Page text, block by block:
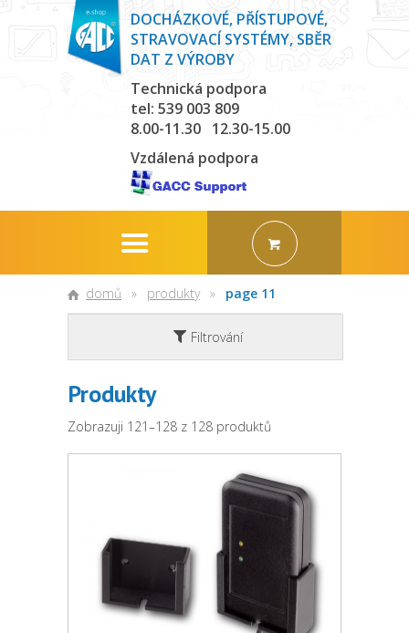
DOCHÁZKOVÉ, PŘÍSTUPOVÉ,
STRAVOVACÍ SYSTÉMY, SBĚR
DAT Z VÝROBY
Technická podpora
tel: 539 003 809
8.00-11.30 12.30-15.00
Vzdálená podpora
domů » produkty » page 11
Filtrování
Produkty
Zobrazuji 121–128 z 128 produktů